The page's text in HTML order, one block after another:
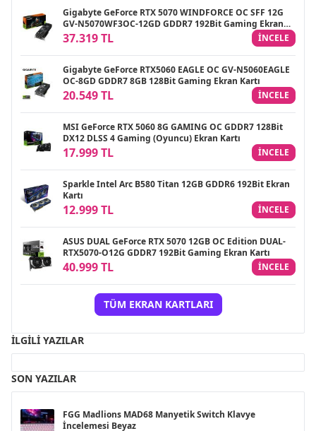
Gigabyte GeForce RTX 5070 WINDFORCE OC SFF 12G
GV-N5070WF3OC-12GD GDDR7 192Bit Gaming Ekran
Kartı
37.319 TL INCELE
Gigabyte GeForce RTX5060 EAGLE OC GV-N5060EAGLE
OC-8GD GDDR7 8GB 128Bit Gaming Ekran Kartı
20.549 TL INCELE
MSI GeForce RTX 5060 8G GAMING OC GDDR7 128Bit
DX12 DLSS 4 Gaming (Oyuncu) Ekran Kartı
17.999 TL INCELE
Sparkle Intel Arc B580 Titan 12GB GDDR6 192Bit Ekran
Kartı
12.999 TL INCELE
ASUS DUAL GeForce RTX 5070 12GB OC Edition DUAL-
RTX5070-O12G GDDR7 192Bit Gaming Ekran Kartı
40.999 TL INCELE
TÜM EKRAN KARTLARI
İLGILI YAZILAR
SON YAZILAR
FGG Madlions MAD68 Manyetik Switch Klavye
İncelemesi Beyaz